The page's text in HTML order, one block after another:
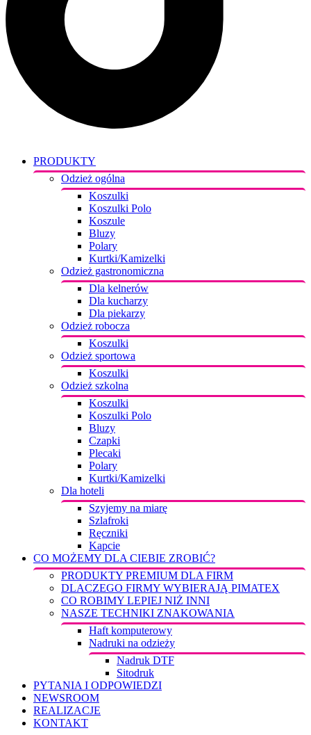
PRODUKTY
Odzież ogólna
Koszulki
Koszulki Polo
Koszule
Bluzy
Polary
Kurtki/Kamizelki
Odzież gastronomiczna
Dla kelnerów
Dla kucharzy
Dla piekarzy
Odzież robocza
Koszulki
Odzież sportowa
Koszulki
Odzież szkolna
Koszulki
Koszulki Polo
Bluzy
Czapki
Plecaki
Polary
Kurtki/Kamizelki
Dla hoteli
Szyjemy na miarę
Szlafroki
Ręczniki
Kapcie
CO MOŻEMY DLA CIEBIE ZROBIĆ?
PRODUKTY PREMIUM DLA FIRM
DLACZEGO FIRMY WYBIERAJĄ PIMATEX
CO ROBIMY LEPIEJ NIŻ INNI
NASZE TECHNIKI ZNAKOWANIA
Haft komputerowy
Nadruki na odzieży
Nadruk DTF
Sitodruk
PYTANIA I ODPOWIEDZI
NEWSROOM
REALIZACJE
KONTAKT